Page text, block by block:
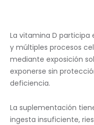
La vitamina D participa
y múltiples procesos
mediante exposición
exponerse sin
deficiencia.
La suplementación
ingesta insuficiente,